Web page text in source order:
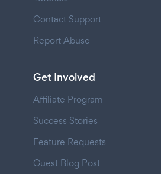
Contact Support
Report Abuse
Get Involved
Affiliate Program
Success Stories
Feature Requests
Guest Blog Post